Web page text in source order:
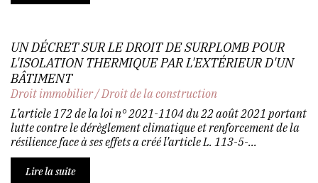
UN DÉCRET SUR LE DROIT DE SURPLOMB POUR
L'ISOLATION THERMIQUE PAR L'EXTÉRIEUR D'UN
BÂTIMENT
Droit immobilier/Droit de la construction
L’article 172 de la loi n° 2021-1104 du 22 août 2021 portant
lutte contre le dérèglement climatique et renforcement de la
résilience face à ses effets a créé l’article L. 113-5-...
Lire la suite